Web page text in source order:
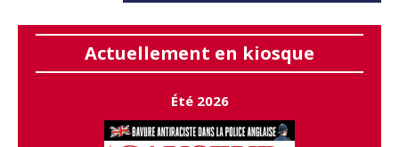
Actuellement en kiosque
Été 2026